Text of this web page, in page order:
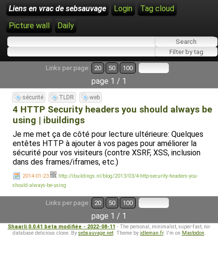
Liens en vrac de sebsauvage Login
Tag cloud
Picture wall
Daily
Links per page: 20 50 100
page 1 / 1
sécurité TLDR web
4 HTTP Security headers you should always be
using | ibuildings
Je me met ça de côté pour lecture ultérieure: Quelques
entêtes HTTP à ajouter à vos pages pour améliorer la
sécurité pour vos visiteurs (contre XSRF, XSS, inclusion
dans des frames/iframes, etc.)
2014-01-23
http://ibuildings.nl/blog/2013/03/4-http-security-headers-you-
should-always-be-using
Links per page: 20 50 100
page 1 / 1
Shaarli 0.0.41 beta modifiée - 2022-08-11 - The personal, minimalist, super-fast, no-
database delicious clone. By sebsauvage.net. Theme by idleman.fr. I'm on Mastodon.